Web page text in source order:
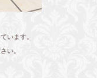
います。
い。